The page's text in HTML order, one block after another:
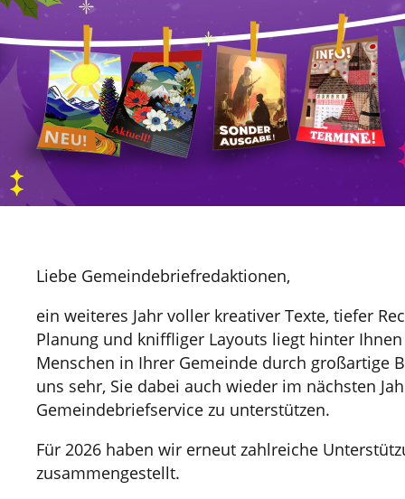
Liebe Gemeindebriefredaktionen,
ein weiteres Jahr voller kreativer Texte, tiefer
Planung und kniffliger Layouts liegt hinter
Menschen in Ihrer Gemeinde durch großartige
uns sehr, Sie dabei auch wieder im nächsten
Gemeindebriefservice zu unterstützen.
Für 2026 haben wir erneut zahlreiche
zusammengestellt.